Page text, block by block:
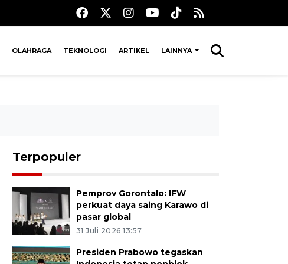
OLAHRAGA TEKNOLOGI ARTIKEL LAINNYA
Terpopuler
Pemprov Gorontalo: IFW
perkuat daya saing Karawo di
pasar global
31 Juli 2026 13:57
Presiden Prabowo tegaskan